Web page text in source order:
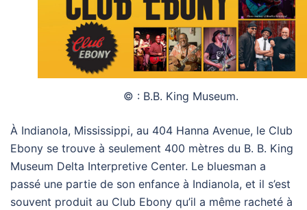
© : B.B. King Museum.
À Indianola, Mississippi, au 404 Hanna Avenue, le Club
Ebony se trouve à seulement 400 mètres du B. B. King
Museum Delta Interpretive Center. Le bluesman a
passé une partie de son enfance à Indianola, et il s’est
souvent produit au Club Ebony qu’il a même racheté à